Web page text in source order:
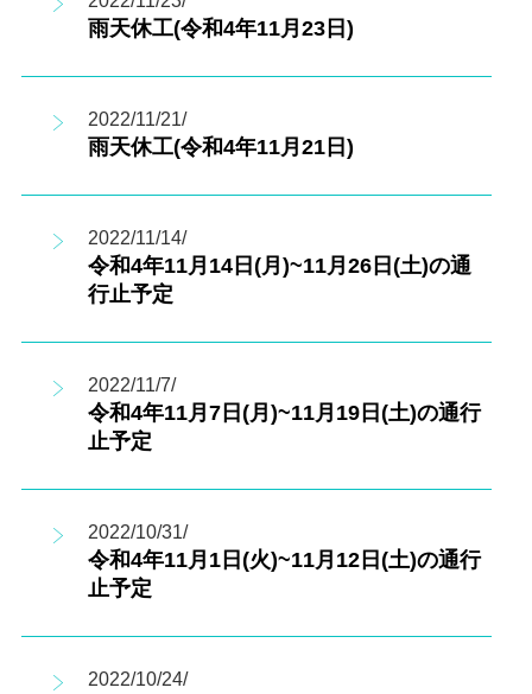
雨天休工(令和4年11月23日)
2022/11/21/
雨天休工(令和4年11月21日)
2022/11/14/
令和4年11月14日(月)~11月26日(土)の通
行止予定
2022/11/7/
令和4年11月7日(月)~11月19日(土)の通行
止予定
2022/10/31/
令和4年11月1日(火)~11月12日(土)の通行
止予定
2022/10/24/